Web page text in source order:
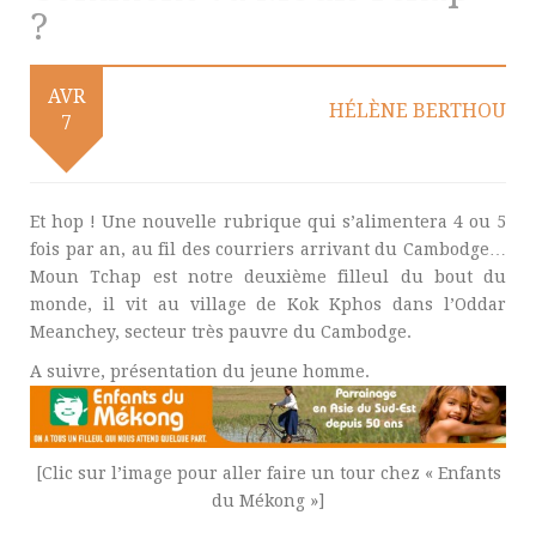
?
AVR
7
HÉLÈNE BERTHOU
Et hop ! Une nouvelle rubrique qui s’alimentera 4 ou 5
fois par an, au fil des courriers arrivant du Cambodge…
Moun Tchap est notre deuxième filleul du bout du
monde, il vit au village de Kok Kphos dans l’Oddar
Meanchey, secteur très pauvre du Cambodge.
A suivre, présentation du jeune homme.
[Clic sur l’image pour aller faire un tour chez « Enfants
du Mékong »]